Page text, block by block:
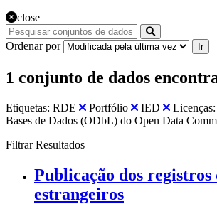
close
Ordenar por Ir
1 conjunto de dados
Etiquetas: RDE Portfólio IED Licenças:
Bases de Dados (ODbL) do Open Data
Filtrar Resultados
Publicação dos registros
estrangeiros